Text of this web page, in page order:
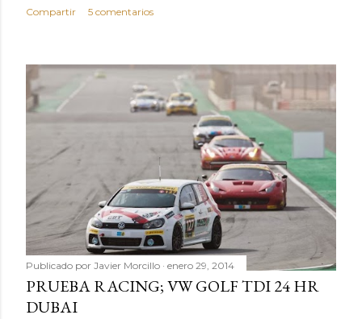
Compartir 5 comentarios
Publicado por Javier Morcillo enero 29, 2014
PRUEBA RACING; VW GOLF TDI 24 HR
DUBAI